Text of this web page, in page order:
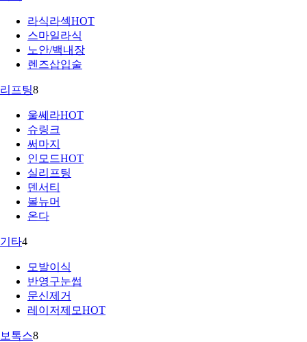
라식라섹HOT
스마일라식
노안/백내장
렌즈삽입술
리프팅8
울쎄라HOT
슈링크
써마지
인모드HOT
실리프팅
덴서티
볼뉴머
온다
기타4
모발이식
반영구눈썹
문신제거
레이저제모HOT
보톡스8